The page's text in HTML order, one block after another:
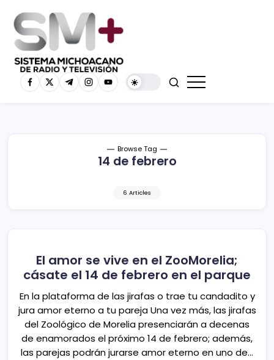
Browse Tag
14 de febrero
6 Articles
El amor se vive en el ZooMorelia;
cásate el 14 de febrero en el parque
En la plataforma de las jirafas o trae tu candadito y
jura amor eterno a tu pareja Una vez más, las jirafas
del Zoológico de Morelia presenciarán a decenas
de enamorados el próximo 14 de febrero; además,
las parejas podrán jurarse amor eterno en uno de…